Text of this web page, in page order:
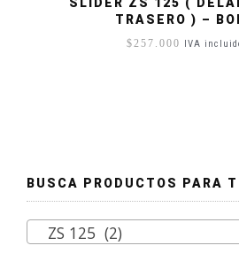
TRASERO ) –
$257.000 IVA
BUSCA PRODUCTOS PARA
ZS 125 (2)